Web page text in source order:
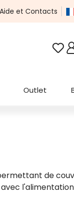
Aide et Contacts
Outlet
de
l'alimentation